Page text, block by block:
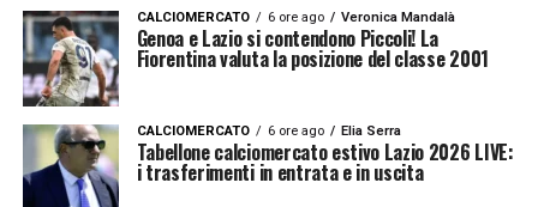
CALCIOMERCATO 6 ore ago Veronica Mandalà
Genoa e Lazio si contendono Piccoli! La
Fiorentina valuta la posizione del classe 2001
CALCIOMERCATO 6 ore ago Elia Serra
Tabellone calciomercato estivo Lazio 2026 LIVE:
i trasferimenti in entrata e in uscita